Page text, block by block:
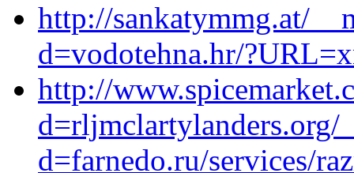
http://sankatymmg.at/
d=vodotehna.hr/
http://
d=rljmclartylanders.org/
d=farnedo.ru/services/